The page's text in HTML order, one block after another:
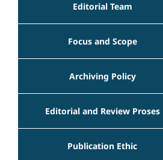
Editorial Team
Focus and Scope
Archiving Policy
Editorial and Review Proses
Publication Ethic